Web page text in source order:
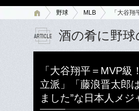
野球 MLB 「大谷
酒の肴に野球
「大谷翔平＝MVP
立派」「藤浪晋太郎
ました”な日本人メ